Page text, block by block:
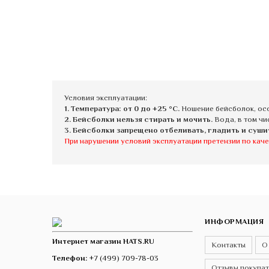
Условия эксплуатации:
1. Температура: от 0 до +25 °C. Ношение бейсболок,
2. Бейсболки нельзя стирать и мочить. Вода, в том
3. Бейсболки запрещено отбеливать, гладить и
При нарушении условий эксплуатации претензии по
Интернет магазин HATS.RU
Телефон: +7 (499) 709-78-03
ИНФОРМАЦИЯ
Контакты О